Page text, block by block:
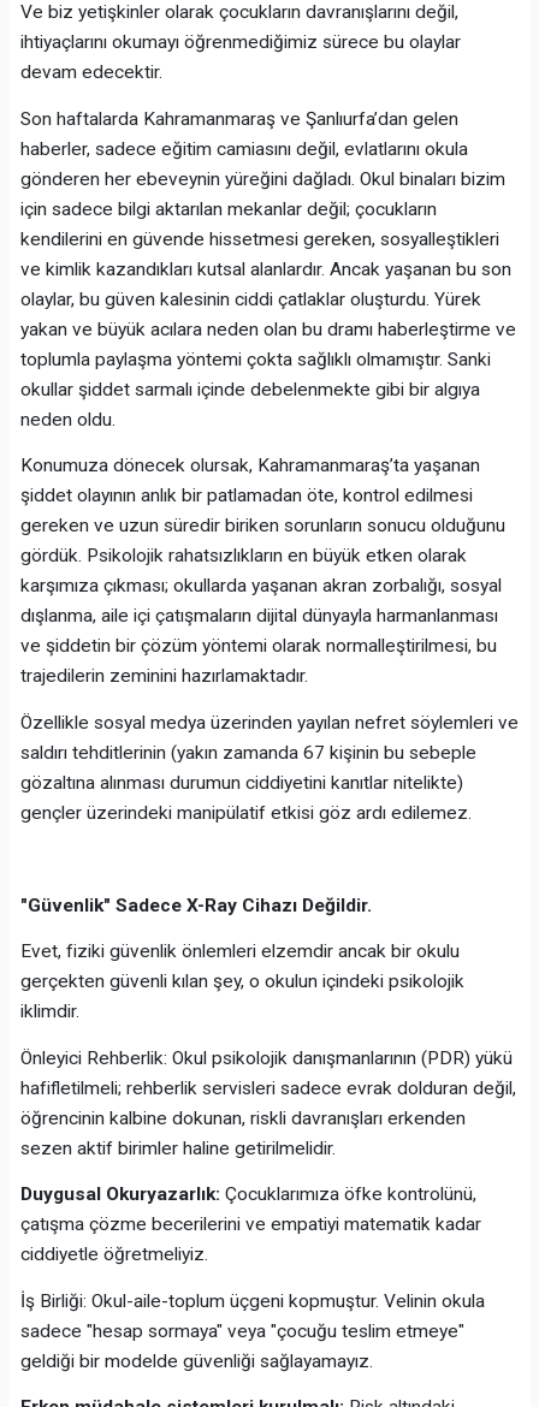
Ve biz yetişkinler olarak çocukların davranışlarını değil,
ihtiyaçlarını okumayı öğrenmediğimiz sürece bu olaylar
devam edecektir.
Son haftalarda Kahramanmaraş ve Şanlıurfa’dan gelen
haberler, sadece eğitim camiasını değil, evlatlarını okula
gönderen her ebeveynin yüreğini dağladı. Okul binaları bizim
için sadece bilgi aktarılan mekanlar değil; çocukların
kendilerini en güvende hissetmesi gereken, sosyalleştikleri
ve kimlik kazandıkları kutsal alanlardır. Ancak yaşanan bu son
olaylar, bu güven kalesinin ciddi çatlaklar oluşturdu. Yürek
yakan ve büyük acılara neden olan bu dramı haberleştirme ve
toplumla paylaşma yöntemi çokta sağlıklı olmamıştır. Sanki
okullar şiddet sarmalı içinde debelenmekte gibi bir algıya
neden oldu.
Konumuza dönecek olursak, Kahramanmaraş’ta yaşanan
şiddet olayının anlık bir patlamadan öte, kontrol edilmesi
gereken ve uzun süredir biriken sorunların sonucu olduğunu
gördük. Psikolojik rahatsızlıkların en büyük etken olarak
karşımıza çıkması; okullarda yaşanan akran zorbalığı, sosyal
dışlanma, aile içi çatışmaların dijital dünyayla harmanlanması
ve şiddetin bir çözüm yöntemi olarak normalleştirilmesi, bu
trajedilerin zeminini hazırlamaktadır.
Özellikle sosyal medya üzerinden yayılan nefret söylemleri ve
saldırı tehditlerinin (yakın zamanda 67 kişinin bu sebeple
gözaltına alınması durumun ciddiyetini kanıtlar nitelikte)
gençler üzerindeki manipülatif etkisi göz ardı edilemez.
"Güvenlik" Sadece X-Ray Cihazı Değildir.
Evet, fiziki güvenlik önlemleri elzemdir ancak bir okulu
gerçekten güvenli kılan şey, o okulun içindeki psikolojik
iklimdir.
Önleyici Rehberlik: Okul psikolojik danışmanlarının (PDR) yükü
hafifletilmeli; rehberlik servisleri sadece evrak dolduran değil,
öğrencinin kalbine dokunan, riskli davranışları erkenden
sezen aktif birimler haline getirilmelidir.
Duygusal Okuryazarlık: Çocuklarımıza öfke kontrolünü,
çatışma çözme becerilerini ve empatiyi matematik kadar
ciddiyetle öğretmeliyiz.
İş Birliği: Okul-aile-toplum üçgeni kopmuştur. Velinin okula
sadece "hesap sormaya" veya "çocuğu teslim etmeye"
geldiği bir modelde güvenliği sağlayamayız.